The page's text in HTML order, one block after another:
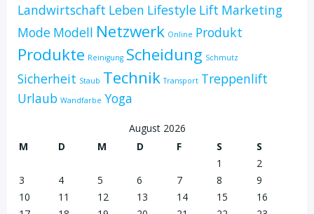
Landwirtschaft Leben Lifestyle Lift Marketing
Mode Modell Netzwerk Online Produkt
Produkte Reinigung Scheidung Schmutz
Sicherheit Staub Technik Transport Treppenlift
Urlaub Wandfarbe Yoga
August 2026
M
D M D F S
S
1
2
3
4 5 6 7 8
9
10
11 12 13 14 15
16